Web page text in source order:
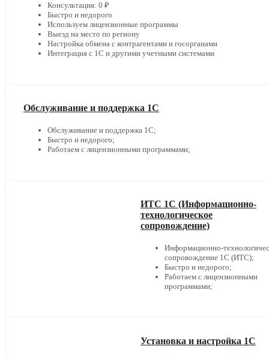
Консультация: 0 ₽
Быстро и недорого
Используем лицензионные программы
Выезд на место по региону
Настройка обмена с контрагентами и госорганами
Интеграция с 1С и другими учетными системами
Обслуживание и поддержка 1С
Обслуживание и поддержка 1С;
Быстро и недорого;
Работаем с лицензионными программами;
ИТС 1С (Информационно-
технологическое
сопровождение)
Информационно-
сопровождение 1С (ИТС);
Быстро и недорого;
Работаем с лицензионными
программами;
Установка и настройка 1С